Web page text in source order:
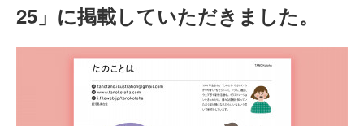
25」に掲載していただきました。